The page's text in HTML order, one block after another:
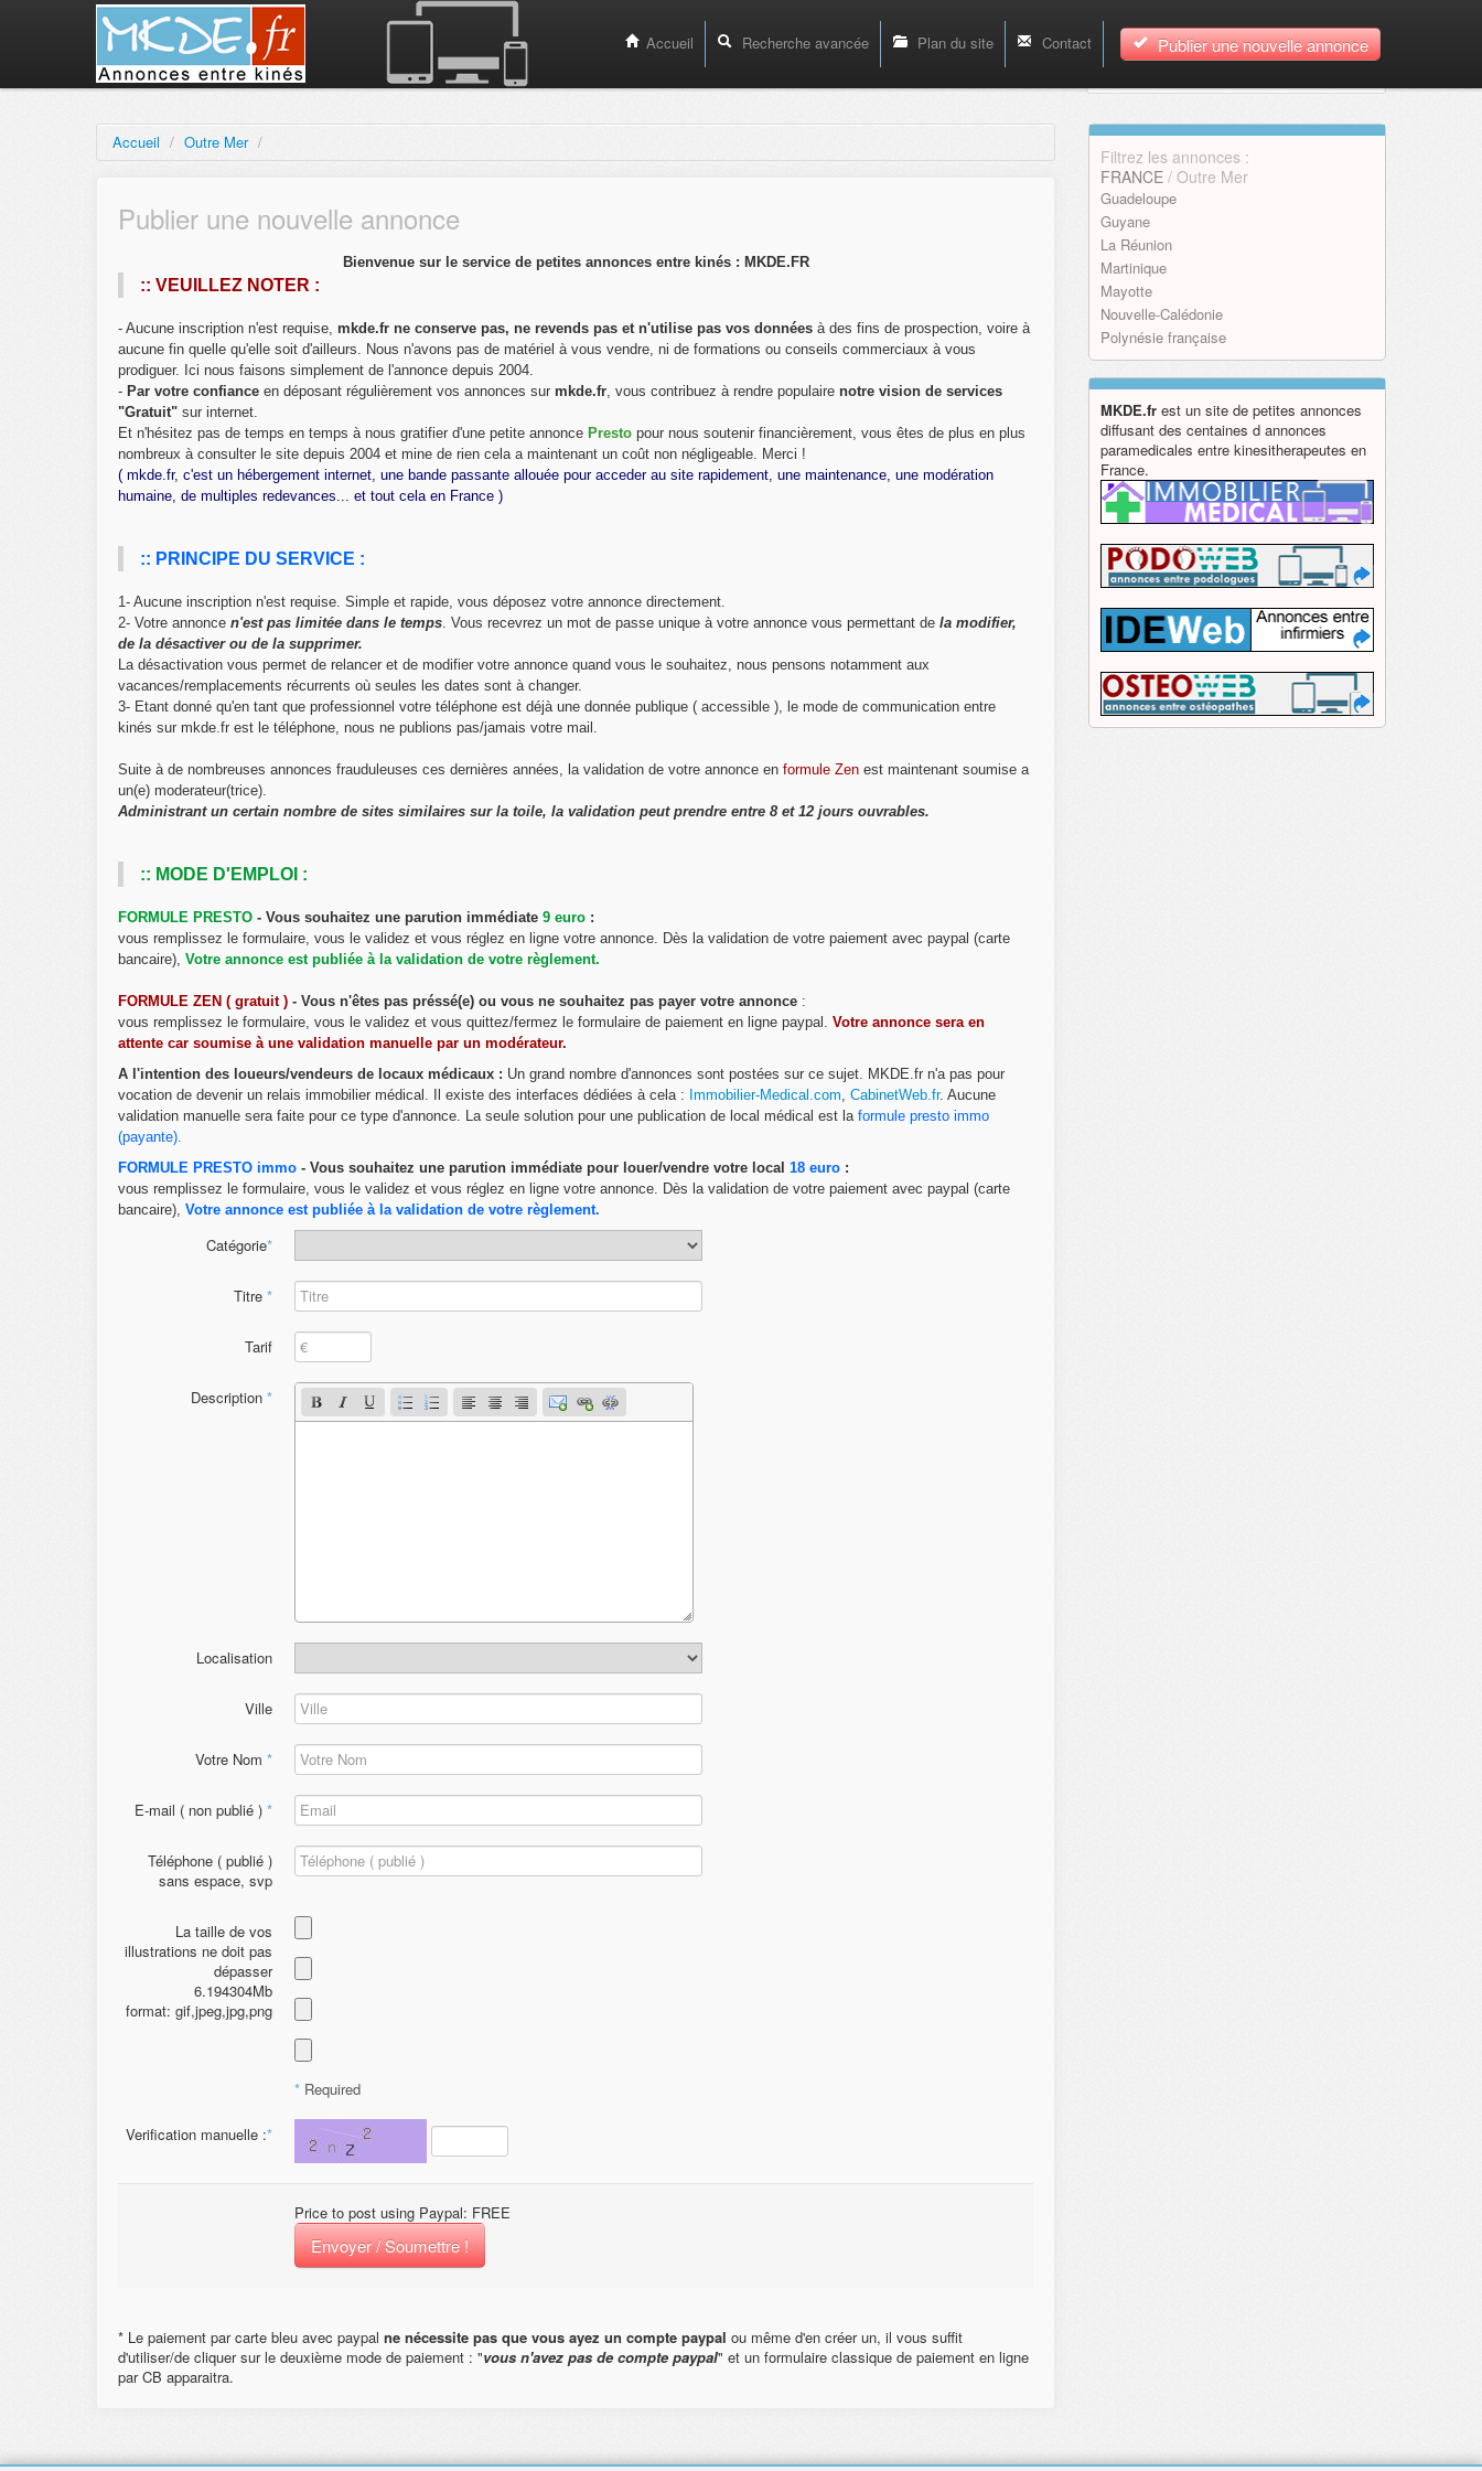
Publier une nouvelle annonce
Accueil Recherche avancée Plan du site Contact
Accueil / Outre Mer /
Publier une nouvelle annonce
Bienvenue sur le service de petites annonces entre kinés : MKDE.FR
:: VEUILLEZ NOTER :
- Aucune inscription n'est requise, mkde.fr ne conserve pas, ne revends pas et n'utilise pas vos données à des fins de prospection, voire à
aucune fin quelle qu'elle soit d'ailleurs. Nous n'avons pas de matériel à vous vendre, ni de formations ou conseils commerciaux à vous
prodiguer. Ici nous faisons simplement de l'annonce depuis 2004.
- Par votre confiance en déposant régulièrement vos annonces sur mkde.fr, vous contribuez à rendre populaire notre vision de services
"Gratuit" sur internet.
Et n'hésitez pas de temps en temps à nous gratifier d'une petite annonce Presto pour nous soutenir financièrement, vous êtes de plus en plus
nombreux à consulter le site depuis 2004 et mine de rien cela a maintenant un coût non négligeable. Merci !
( mkde.fr, c'est un hébergement internet, une bande passante allouée pour acceder au site rapidement, une maintenance, une modération
humaine, de multiples redevances... et tout cela en France )
:: PRINCIPE DU SERVICE :
1- Aucune inscription n'est requise. Simple et rapide, vous déposez votre annonce directement.
2- Votre annonce n'est pas limitée dans le temps. Vous recevrez un mot de passe unique à votre annonce vous permettant de la modifier,
de la désactiver ou de la supprimer.
La désactivation vous permet de relancer et de modifier votre annonce quand vous le souhaitez, nous pensons notamment aux
vacances/remplacements récurrents où seules les dates sont à changer.
3- Etant donné qu'en tant que professionnel votre téléphone est déjà une donnée publique ( accessible ), le mode de communication entre
kinés sur mkde.fr est le téléphone, nous ne publions pas/jamais votre mail.
Suite à de nombreuses annonces frauduleuses ces dernières années, la validation de votre annonce en formule Zen est maintenant soumise a
un(e) moderateur(trice).
Administrant un certain nombre de sites similaires sur la toile, la validation peut prendre entre 8 et 12 jours ouvrables.
:: MODE D'EMPLOI :
FORMULE PRESTO - Vous souhaitez une parution immédiate 9 euro :
vous remplissez le formulaire, vous le validez et vous réglez en ligne votre annonce. Dès la validation de votre paiement avec paypal (carte
bancaire), Votre annonce est publiée à la validation de votre règlement.
FORMULE ZEN ( gratuit ) - Vous n'êtes pas préssé(e) ou vous ne souhaitez pas payer votre annonce :
vous remplissez le formulaire, vous le validez et vous quittez/fermez le formulaire de paiement en ligne paypal. Votre annonce sera en
attente car soumise à une validation manuelle par un modérateur.
A l'intention des loueurs/vendeurs de locaux médicaux : Un grand nombre d'annonces sont postées sur ce sujet. MKDE.fr n'a pas pour
vocation de devenir un relais immobilier médical. Il existe des interfaces dédiées à cela : Immobilier-Medical.com, CabinetWeb.fr. Aucune
validation manuelle sera faite pour ce type d'annonce. La seule solution pour une publication de local médical est la formule presto immo
(payante).
FORMULE PRESTO immo - Vous souhaitez une parution immédiate pour louer/vendre votre local 18 euro :
vous remplissez le formulaire, vous le validez et vous réglez en ligne votre annonce. Dès la validation de votre paiement avec paypal (carte
bancaire), Votre annonce est publiée à la validation de votre règlement.
Catégorie*
Titre *
Tarif
Description *
Localisation
Ville
Votre Nom *
E-mail ( non publié ) *
Téléphone ( publié )
sans espace, svp
La taille de vos
illustrations ne doit pas
dépasser
6.194304Mb
format: gif,jpeg,jpg,png
* Required
Verification manuelle :*
Price to post using Paypal: FREE
Envoyer / Soumettre !
* Le paiement par carte bleu avec paypal ne nécessite pas que vous ayez un compte paypal ou même d'en créer un, il vous suffit
d'utiliser/de cliquer sur le deuxième mode de paiement : "vous n'avez pas de compte paypal" et un formulaire classique de paiement en ligne
par CB apparaitra.
Filtrez les annonces :
FRANCE / Outre Mer
Guadeloupe
Guyane
La Réunion
Martinique
Mayotte
Nouvelle-Calédonie
Polynésie française
MKDE.fr est un site de petites annonces
diffusant des centaines d annonces
paramedicales entre kinesitherapeutes en
France.